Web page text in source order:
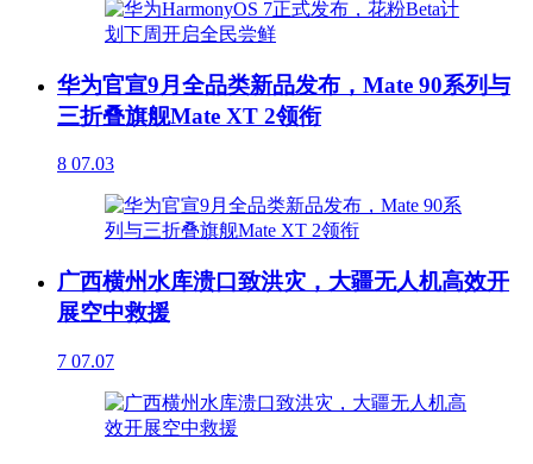
华为官宣9月全品类新品发布，Mate 90系列与
三折叠旗舰Mate XT 2领衔
8 07.03
广西横州水库溃口致洪灾，大疆无人机高效开
展空中救援
7 07.07